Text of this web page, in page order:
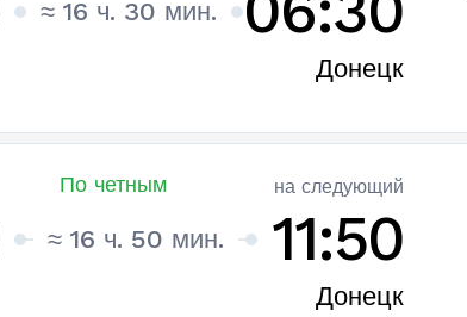
≈ 16 ч. 30 мин.
Донецк
По четным на следующий
≈ 16 ч. 50 мин. 11:50
Донецк